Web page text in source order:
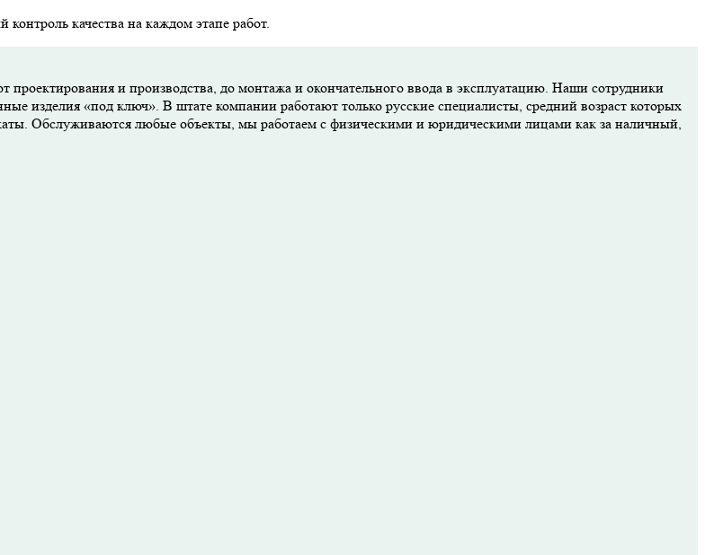
контроль качества на каждом этапе работ.
и производства, до монтажа и окончательного ввода в эксплуатацию. Наши сотрудники
изделия «под ключ». В штате компании работают только русские специалисты, средний возраст которых
Обслуживаются любые объекты, мы работаем с физическими и юридическими лицами как за наличный,